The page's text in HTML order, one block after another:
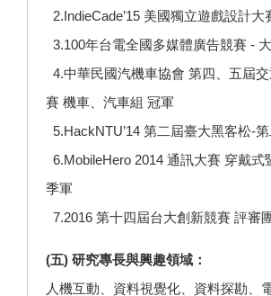
2.IndieCade’15 美國獨立遊戲設計
3.100年台電全國多媒體廣告競賽 -
4.中華民國汽機車協會 第四、五屆
賽 機車、汽車組 冠軍
5.HackNTU’14 第二屆臺大黑客松-
6.MobileHero 2014 通訊大賽 穿戴式
季軍
7.2016 第十四屆台大創新競賽 評審
(五) 研究專長與興趣領域：
人機互動、資料視覺化、資料探勘、